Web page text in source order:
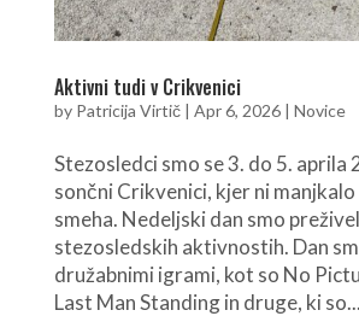
Aktivni tudi v Crikvenici
by Patricija Virtič| Apr 6, 2026| Novice
Stezosledci smo se 3. do 5. aprila
sončni Crikvenici, kjer ni
smeha. Nedeljski dan smo
stezosledskih aktivnostih. Dan
družabnimi igrami, kot so No
Last Man Standing in druge, ki so...